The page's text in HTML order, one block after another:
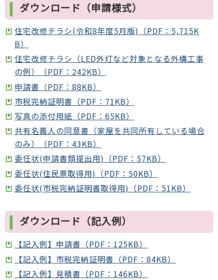
ダウンロード（申請様式）
住宅改修チラシ(令和8年度5月版)（PDF：5,715K
B）
住宅改修チラシ（LED外灯など対象となる外構工事
の例）（PDF：242KB）
申請書（PDF：88KB）
市税完納証明書（PDF：71KB）
写真の添付用紙（PDF：65KB）
共有名義人の同意書（家屋を共同所有している場合
のみ）（PDF：43KB）
委任状(申請書類提出用)（PDF：57KB）
委任状(住民票取得用)（PDF：50KB）
委任状(市税完納証明書取得用)（PDF：51KB）
ダウンロード（記入例）
【記入例】申請書（PDF：125KB）
【記入例】市税完納証明書（PDF：84KB）
【記入例】見積書（PDF：146KB）